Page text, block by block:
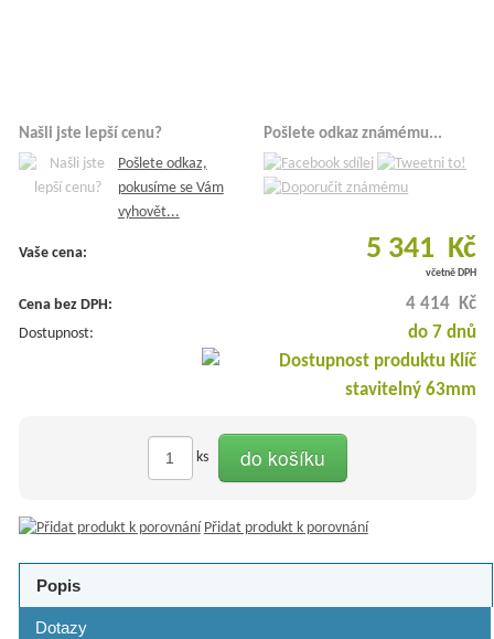
Našli jste lepší cenu?
Pošlete odkaz,
pokusíme se Vám
vyhovět...
Pošlete odkaz známému...
Vaše cena: 5 341 Kč
včetně DPH
Cena bez DPH: 4 414 Kč
Dostupnost: do 7 dnů
ks do košíku
Přidat produkt k porovnání
Popis
Dotazy